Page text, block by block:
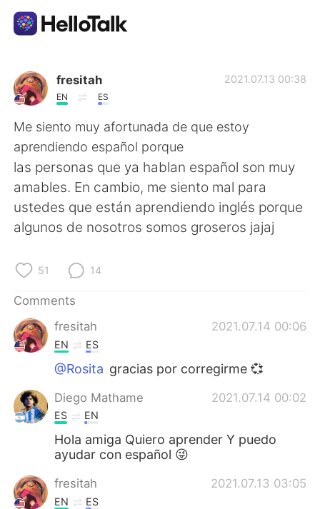
Language Exchange App
AI Grammar Checker
English
简体中文 繁體中文
日本語
Русский
Indonesia Italiano
Tiếng Việt
fresitah
EN ES
2021.07.13 00:38
Me siento muy afortunada de que estoy
aprendiendo español porque
las personas que ya hablan español son muy
amables. En cambio, me siento mal para
ustedes que están aprendiendo inglés porque
algunos de nosotros somos groseros jajaj
51 14
Comments
fresitah
2021.07.14 00:06
EN ES
@Rosita gracias por corregirme 💞
Diego Mathame 2021.07.14 00:02
ES EN
Hola amiga Quiero aprender Y puedo
ayudar con español 😜
fresitah 2021.07.13 03:05
EN ES